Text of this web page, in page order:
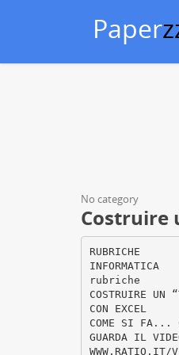
Paper
No category
Costruire
RUBRICHE
INFORMATICA
rubriche
COSTRUIRE UN
CON EXCEL
COME SI FA...
GUARDA IL
WWW.RATIO.IT/